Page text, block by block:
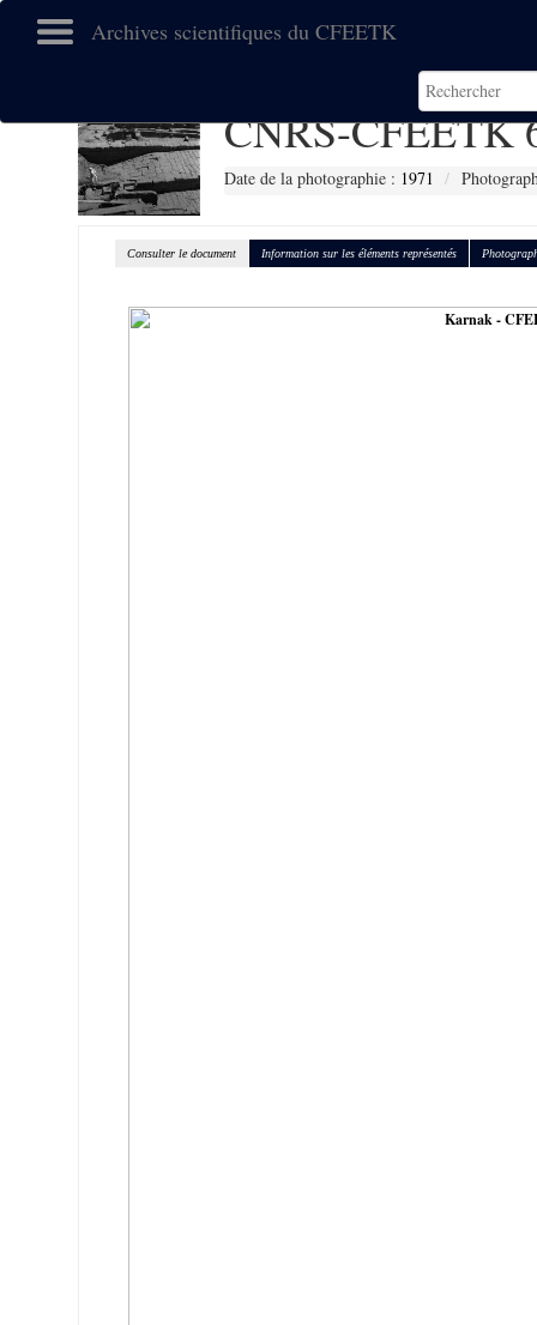
Archives scientifiques du CFEETK
CNRS-CFEETK
Date de la photographie : 1971
Consulter le document Information sur les éléments représentés